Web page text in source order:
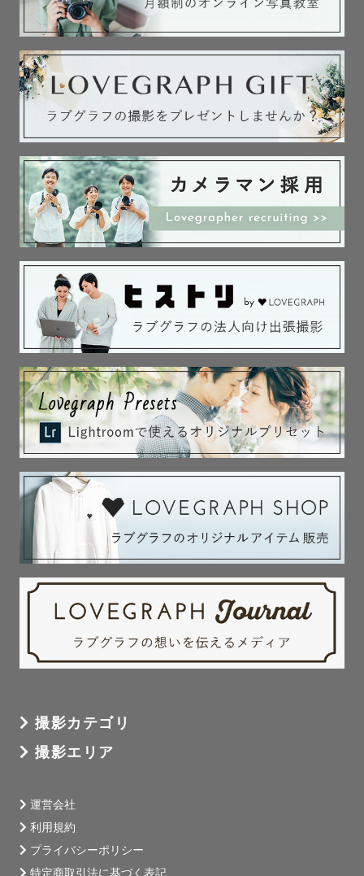
撮影カテゴリ
撮影エリア
運営会社
利用規約
プライバシーポリシー
特定商取引法に基づく表記